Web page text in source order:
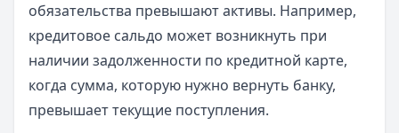
обязательства превышают активы. Например,
кредитовое сальдо может возникнуть при
наличии задолженности по кредитной карте,
когда сумма, которую нужно вернуть банку,
превышает текущие поступления.